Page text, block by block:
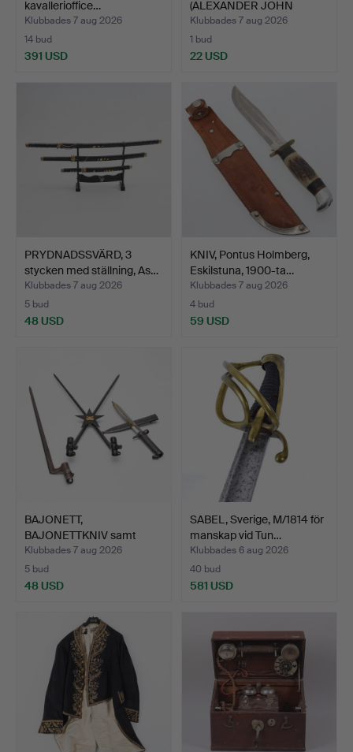
kavallerioffice…
Klubbades 7 aug 2026
14 bud
391 USD
(ALEXANDER JOHN
FORSYTH, TÄN…
Klubbades 7 aug 2026
1 bud
22 USD
PRYDNADSSVÄRD, 3
stycken med ställning, As…
Klubbades 7 aug 2026
5 bud
48 USD
KNIV, Pontus Holmberg,
Eskilstuna, 1900-ta…
Klubbades 7 aug 2026
4 bud
59 USD
BAJONETT,
BAJONETTKNIV samt
VÄGGLJUSSTAKE,…
Klubbades 7 aug 2026
5 bud
48 USD
SABEL, Sverige, M/1814 för
manskap vid Tun…
Klubbades 6 aug 2026
40 bud
581 USD